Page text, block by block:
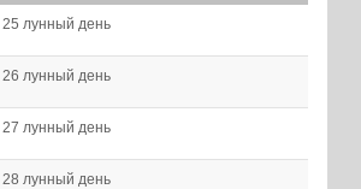
25 лунный день
26 лунный день
27 лунный день
28 лунный день